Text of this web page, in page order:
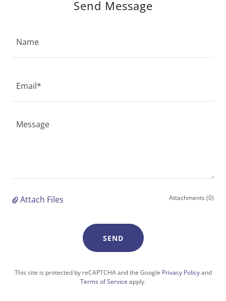
Send Message
Name
Email*
Attach Files Attachments (0)
SEND
This site is protected by reCAPTCHA and the Google Privacy Policyand
Terms of Service apply.